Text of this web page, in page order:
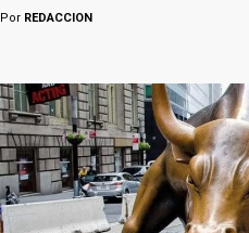
Por REDACCION